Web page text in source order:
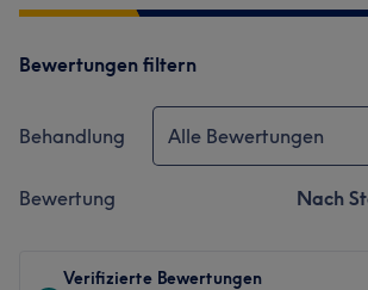
Bewertungen filtern
Behandlung Alle Bewertungen
Bewertung Nach
Verifizierte Bewertungen